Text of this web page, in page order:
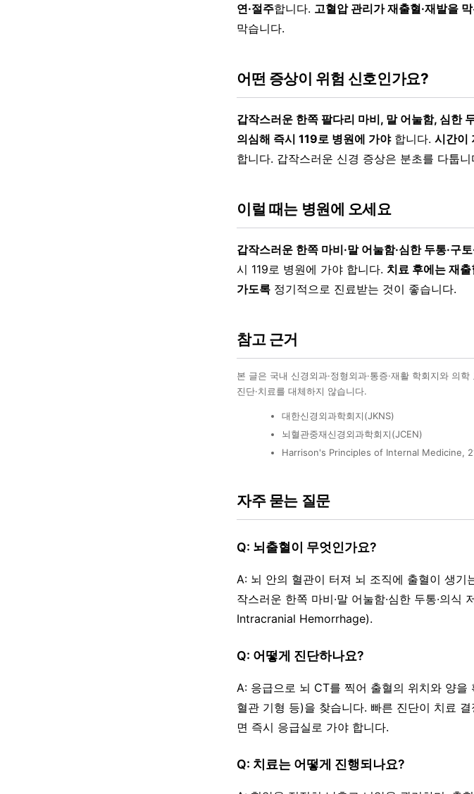
연·절주합니다. 고혈압 관리가 재출혈·재발을
막습니다.
어떤 증상이 위험 신호인가요?
갑작스러운 한쪽 팔다리 마비, 말 어눌함, 심한
의심해 즉시 119로 병원에 가야합니다. 시간이
합니다. 갑작스러운 신경 증상은 분초를 다툽니
이럴 때는 병원에 오세요
갑작스러운 한쪽 마비·말 어눌함·심한 두통·구
시 119로 병원에 가야 합니다. 치료 후에는 재
가도록 정기적으로 진료받는 것이 좋습니다.
참고 근거
본 글은 국내 신경외과·정형외과·통증·재활 학회지와 의
진단·치료를 대체하지 않습니다.
대한신경외과학회지(JKNS)
뇌혈관중재신경외과학회지(JCEN)
Harrison's Principles of Internal Medicine,
자주 묻는 질문
Q: 뇌출혈이 무엇인가요?
A: 뇌 안의 혈관이 터져 뇌 조직에 출혈이 생
작스러운 한쪽 마비·말 어눌함·심한 두통·의
Intracranial Hemorrhage).
Q: 어떻게 진단하나요?
A: 응급으로 뇌 CT를 찍어 출혈의 위치와 양
혈관 기형 등)을 찾습니다. 빠른 진단이 치료
면 즉시 응급실로 가야 합니다.
Q: 치료는 어떻게 진행되나요?